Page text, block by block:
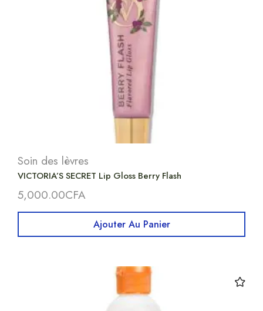
Soin des lèvres
VICTORIA’S SECRET Lip Gloss Berry Flash
5,000.00CFA
Ajouter Au Panier